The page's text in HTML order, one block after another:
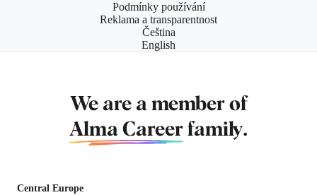
Podmínky používání
Reklama a transparentnost
Čeština
English
We are a member of
Alma Career family.
Central Europe